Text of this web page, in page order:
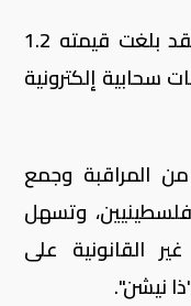
أما عن مشروع نيبموس، فهو عقد بلغت قيمته 1.2
سحابية إلكترونية
المراقبة وجمع
وتسهل
القانونية على
نيشن".